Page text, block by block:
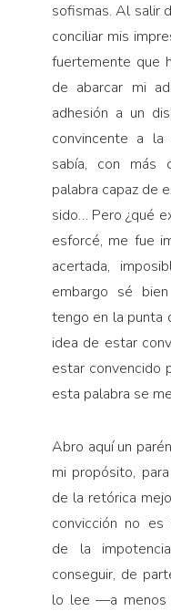
sofismas. Al salir
conciliar mis
fuertemente que
de abarcar mi
adhesión a un
convincente a
sabía, con más
palabra capaz de
sido… Pero ¿qué
esforcé, me fue
acertada,
embargo sé
tengo en la punta
idea de estar
estar convencido
esta palabra se
Abro aquí un
mi propósito,
de la retórica
convicción no es
de la
conseguir, de
lo lee —a menos